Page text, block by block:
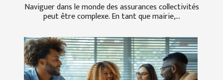
Naviguer dans le monde des assurances collectivités
peut être complexe. En tant que mairie,...